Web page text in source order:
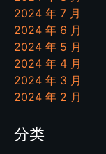
2024 年 7 月
2024 年 6 月
2024 年 5 月
2024 年 4 月
2024 年 3 月
2024 年 2 月
分类